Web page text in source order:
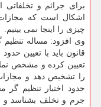
برای جرائم و
اشکال است که
چیزی را اینجا نمی بینیم.
وی افزود: مساله
قانون باید با تعیین
تعیین کرده و مشخص
را تشخیص دهد و مجازات
حدود اختیار تنظیم
جرم و تخلف بشناسد و